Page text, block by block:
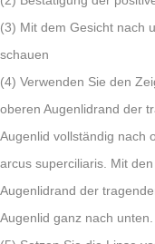
(3) Mit dem Gesicht nach
schauen
(4) Verwenden Sie den
oberen Augenlidrand der
Augenlid vollständig nach
arcus superciliaris. Mit
Augenlidrand der
Augenlid ganz nach unten.